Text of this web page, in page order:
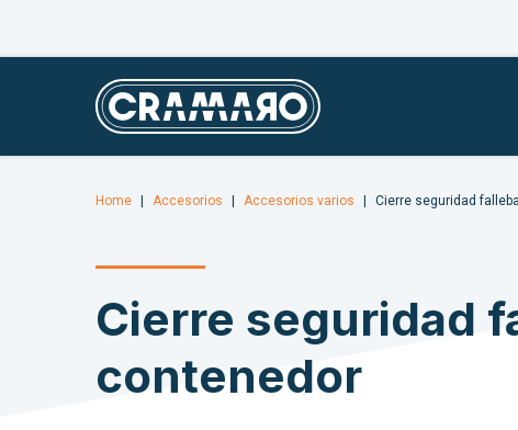
Home Accesorios Accesorios varios Cierre seguridad
Cierre seguridad
contenedor